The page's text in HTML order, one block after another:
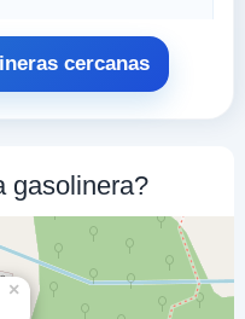
cercanas
gasolinera?
×